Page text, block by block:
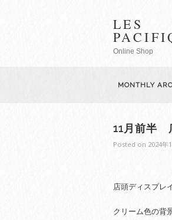
LES
Online Shop
MONTHLY
11月前半
Posted on 2024年
店頭ディスプレ
クリーム色の背